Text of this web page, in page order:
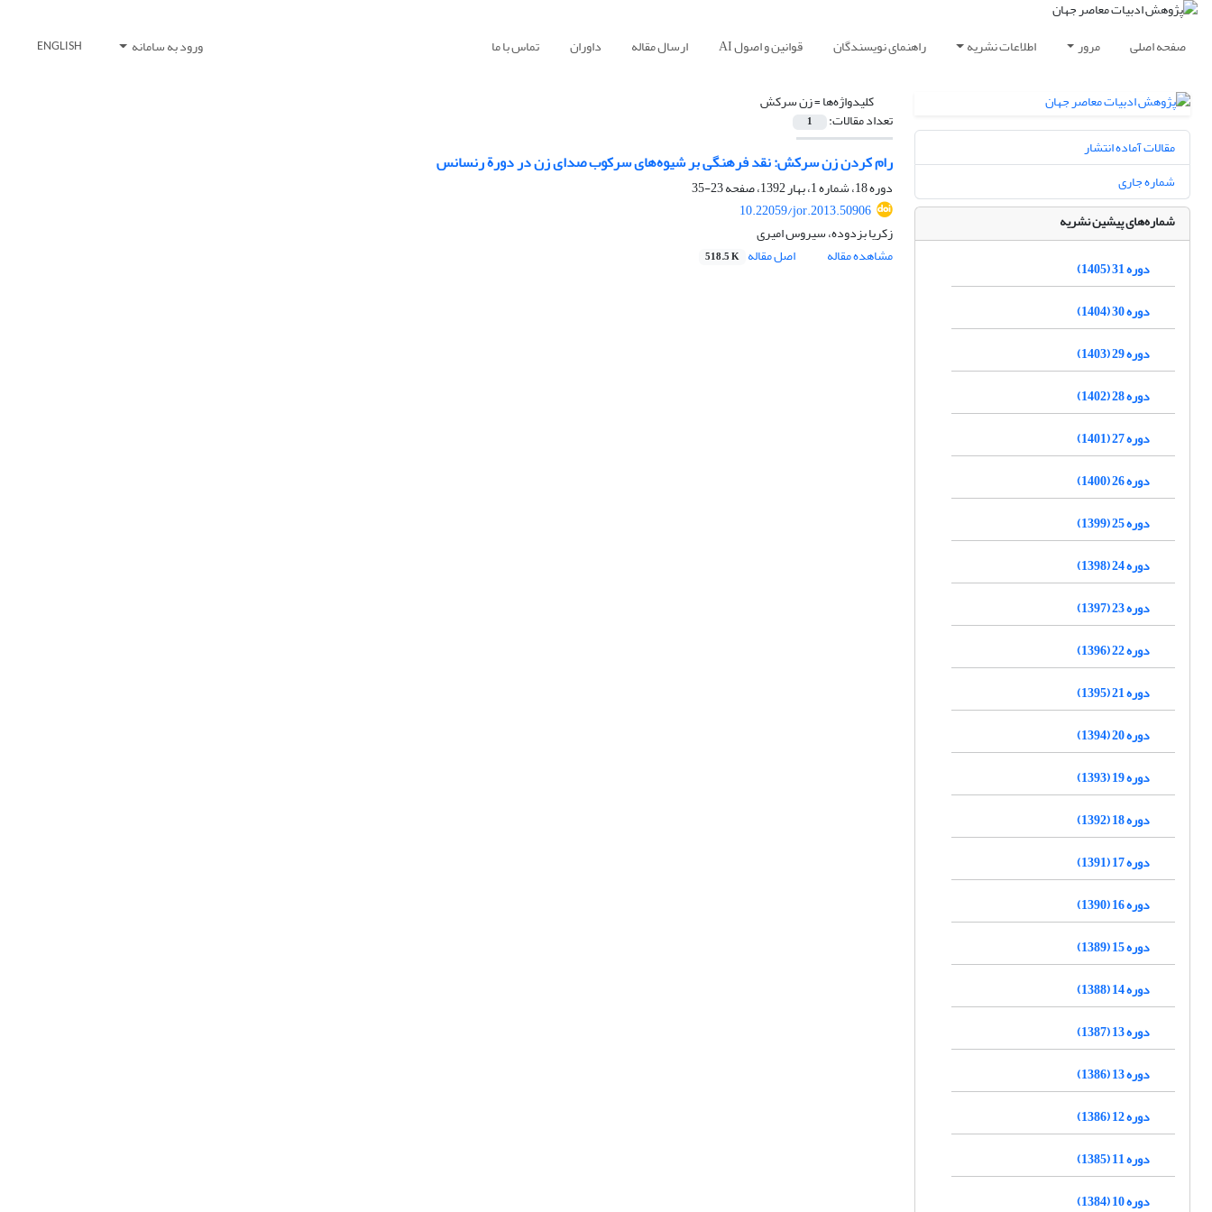
صفحه اصلی مرور اطلاعات نشریه راهنمای نویسندگان قوانین و اصول AI ارسال مقاله داوران تماس با ما ورود به سامانه ENGLISH
کلیدواژه‌ها =زن سرکش
تعداد مقالات: 1
رام کردن زن سرکش: نقد فرهنگی بر شیوه‌های سرکوب صدای زن در دورة رنسانس
دوره 18، شماره 1، بهار 1392، صفحه
23-35
10.22059/jor.2013.50906
زکریا بزدوده، سیروس امیری
مشاهده مقاله
اصل مقاله 518.5 K
مقالات آماده انتشار
شماره جاری
شماره‌های پیشین نشریه
دوره 31 (1405)
دوره 30 (1404)
دوره 29 (1403)
دوره 28 (1402)
دوره 27 (1401)
دوره 26 (1400)
دوره 25 (1399)
دوره 24 (1398)
دوره 23 (1397)
دوره 22 (1396)
دوره 21 (1395)
دوره 20 (1394)
دوره 19 (1393)
دوره 18 (1392)
دوره 17 (1391)
دوره 16 (1390)
دوره 15 (1389)
دوره 14 (1388)
دوره 13 (1387)
دوره 13 (1386)
دوره 12 (1386)
دوره 11 (1385)
دوره 10 (1384)